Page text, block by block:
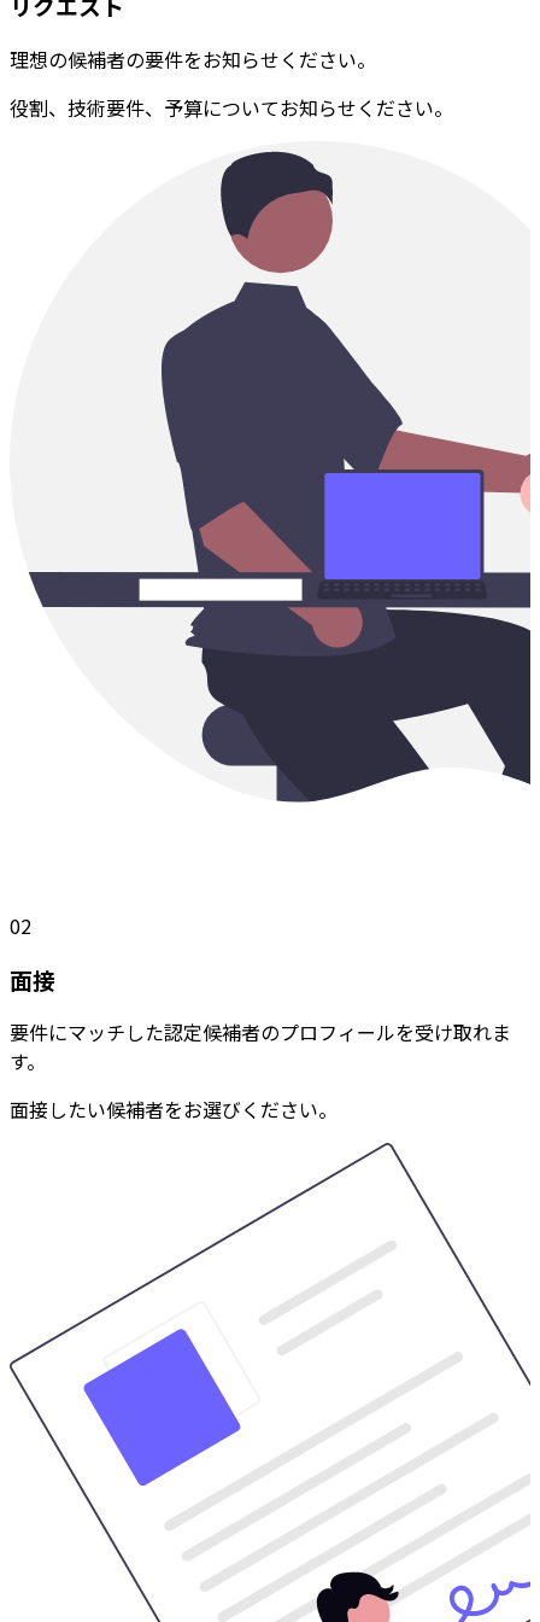
理想の候補者の要件をお知らせください。
役割、技術要件、予算についてお知らせください。
02
面接
要件にマッチした認定候補者のプロフィールを受け取れま
す。
面接したい候補者をお選びください。